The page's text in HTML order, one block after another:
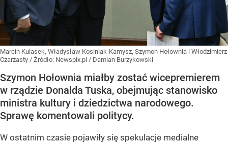
Marcin Kulasek, Władysław Kosiniak-Kamysz, Szymon Hołownia i Włodzimierz
Czarzasty / Źródło: Newspix.pl / Damian Burzykowski
Szymon Hołownia miałby zostać wicepremierem
w rządzie Donalda Tuska, obejmując stanowisko
ministra kultury i dziedzictwa narodowego.
Sprawę komentowali politycy.
W ostatnim czasie pojawiły się spekulacje medialne